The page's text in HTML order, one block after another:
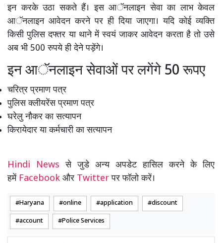
इन करके उठा सकते हैं। इस आॅनलाइन सेवा का लाभ केवल
आॅनलाइन आवेदन करने पर ही दिया जाएगा। यदि कोई व्यक्ति
किसी पुलिस दफ्तर या थाने में स्वयं जाकर आवेदन करता है तो उसे
अब भी 500 रुपये ही देने पड़ेंगे।
इन आॅनलाइन सेवाओं पर लगेंगे 50 रूपए
चरित्र प्रमाण पत्र
पुलिस क्लीयरेंस प्रमाण पत्र
घरेलु नौकर का सत्यापन
किरायेदार या कर्मचारी का सत्यापन
Hindi Newsसे जुडे अन्य अपडेट हासिल करने के लिए
हमें Facebook और Twitterपर फॉलो करें।
Haryana online application discount
account Police Services